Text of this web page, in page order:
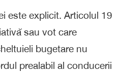
este explicit. Articolul 19
sau vot care
bugetare nu
prealabil al conducerii